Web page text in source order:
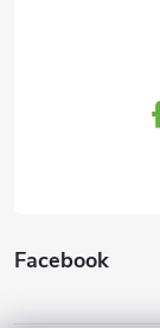
Facebook